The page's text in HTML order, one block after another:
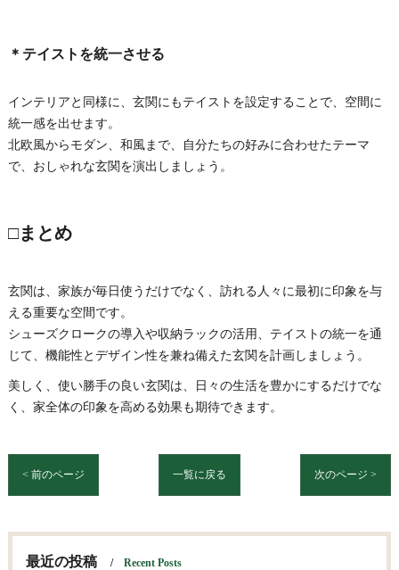
＊テイストを統一させる
インテリアと同様に、玄関にもテイストを設定することで、空間に
統一感を出せます。
北欧風からモダン、和風まで、自分たちの好みに合わせたテーマ
で、おしゃれな玄関を演出しましょう。
□まとめ
玄関は、家族が毎日使うだけでなく、訪れる人々に最初に印象を与
える重要な空間です。
シューズクロークの導入や収納ラックの活用、テイストの統一を通
じて、機能性とデザイン性を兼ね備えた玄関を計画しましょう。
美しく、使い勝手の良い玄関は、日々の生活を豊かにするだけでな
く、家全体の印象を高める効果も期待できます。
< 前のページ 一覧に戻る 次のページ >
最近の投稿 Recent Posts